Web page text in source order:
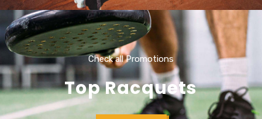
Check all Promotions
Top Racquets